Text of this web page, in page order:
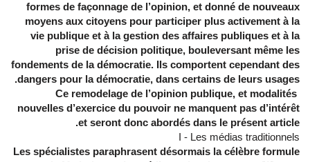
formes de façonnage de l’opinion, et donné de nouveaux
moyens aux citoyens pour participer plus activement à la
vie publique et à la gestion des affaires publiques et à la
prise de décision politique, bouleversant même les
fondements de la démocratie. Ils comportent cependant des
dangers pour la démocratie, dans certains de leurs usages.
Ce remodelage de l’opinion publique, et modalités
nouvelles d’exercice du pouvoir ne manquent pas d’intérêt
et seront donc abordés dans le présent article.
I - Les médias traditionnels
Les spécialistes paraphrasent désormais la célèbre formule